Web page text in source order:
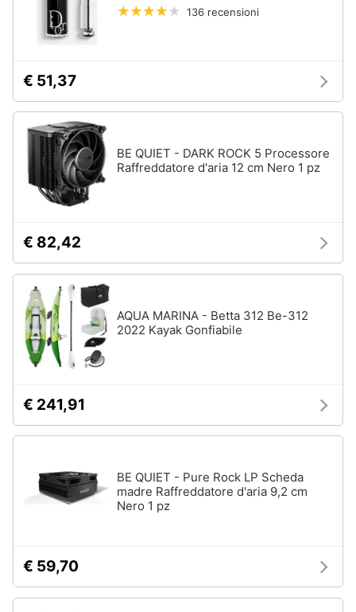
Giocattoli
infanzia
Fotografia
Casalinghi
Abbigliamento
Sport
Animali
Motori
cd
dvd
Festività
e
ricorrenze
Servizi
136 recensioni
€ 51,37
BE QUIET - DARK ROCK 5 Processore
Raffreddatore d'aria 12 cm Nero 1 pz
€ 82,42
AQUA MARINA - Betta 312 Be-312
2022 Kayak Gonfiabile
€ 241,91
BE QUIET - Pure Rock LP Scheda
madre Raffreddatore d'aria 9,2 cm
Nero 1 pz
€ 59,70